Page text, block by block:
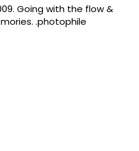
Going with the flow &
.photophile